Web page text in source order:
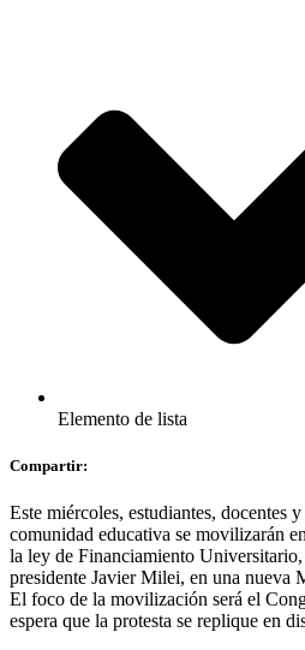
Elemento de lista
Compartir:
Este miércoles, estudiantes, docentes
comunidad educativa se movilizarán
la ley de Financiamiento
presidente Javier Milei, en una nueva
El foco de la movilización será el
espera que la protesta se replique en